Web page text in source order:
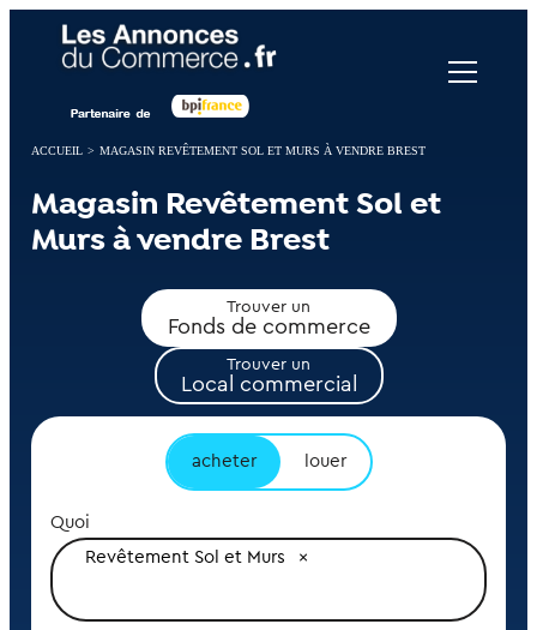
ACCUEIL > MAGASIN REVÊTEMENT SOL ET MURS À VENDRE BREST
Magasin Revêtement Sol et
Murs à vendre Brest
Trouver un
Fonds de commerce
Trouver un
Local commercial
acheter louer
Quoi
Revêtement Sol et Murs
Panneau de gestion des cookies